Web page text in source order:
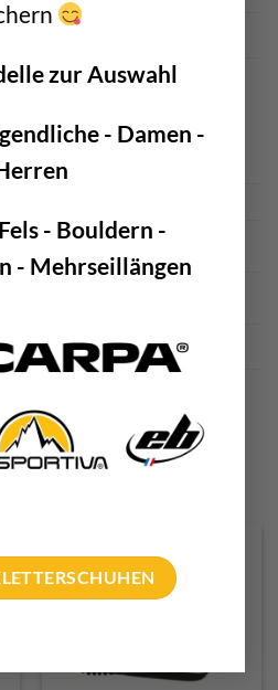
zur Auswahl
- Damen -
- Bouldern -
- Mehrseillängen